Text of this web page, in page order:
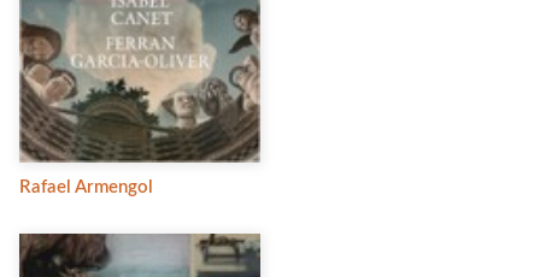
Rafael Armengol